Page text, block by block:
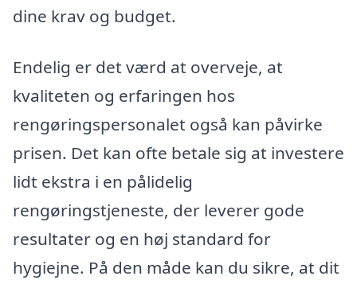
dine krav og budget.
Endelig er det værd at overveje, at
kvaliteten og erfaringen hos
rengøringspersonalet også kan påvirke
prisen. Det kan ofte betale sig at investere
lidt ekstra i en pålidelig
rengøringstjeneste, der leverer gode
resultater og en høj standard for
hygiejne. På den måde kan du sikre, at dit